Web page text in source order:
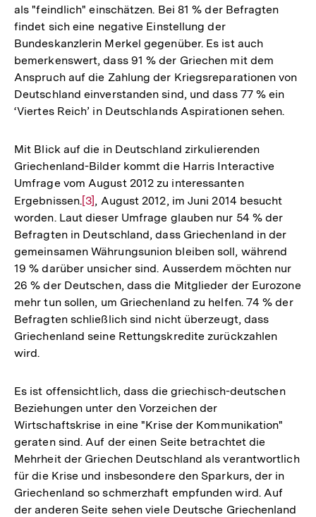
als "feindlich" einschätzen. Bei 81 % der Befragten
findet sich eine negative Einstellung der
Bundeskanzlerin Merkel gegenüber. Es ist auch
bemerkenswert, dass 91 % der Griechen mit dem
Anspruch auf die Zahlung der Kriegsreparationen von
Deutschland einverstanden sind, und dass 77 % ein
‘Viertes Reich’ in Deutschlands Aspirationen sehen.
Mit Blick auf die in Deutschland zirkulierenden
Griechenland-Bilder kommt die Harris Interactive
Umfrage vom August 2012 zu interessanten
Ergebnissen.Zur
Auflösung
der
Fußnote
[3], August 2012, im Juni 2014 besucht
worden. Laut dieser Umfrage glauben nur 54 % der
Befragten in Deutschland, dass Griechenland in der
gemeinsamen Währungsunion bleiben soll, während
19 % darüber unsicher sind. Ausserdem möchten nur
26 % der Deutschen, dass die Mitglieder der Eurozone
mehr tun sollen, um Griechenland zu helfen. 74 % der
Befragten schließlich sind nicht überzeugt, dass
Griechenland seine Rettungskredite zurückzahlen
wird.
Es ist offensichtlich, dass die griechisch-deutschen
Beziehungen unter den Vorzeichen der
Wirtschaftskrise in eine "Krise der Kommunikation"
geraten sind. Auf der einen Seite betrachtet die
Mehrheit der Griechen Deutschland als verantwortlich
für die Krise und insbesondere den Sparkurs, der in
Griechenland so schmerzhaft empfunden wird. Auf
der anderen Seite sehen viele Deutsche Griechenland